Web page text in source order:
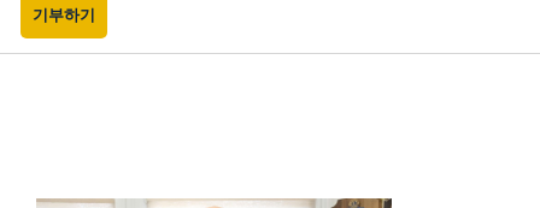
기부하기